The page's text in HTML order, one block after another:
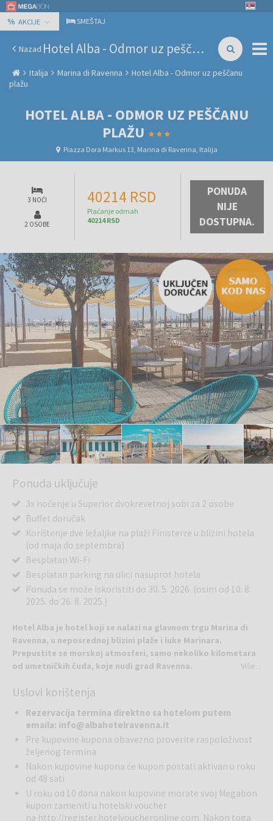
% AKCIJE SMEŠTAJ
Nazad Hotel Alba - Odmor uz peščanu plažu
Italija Marina di Ravenna
Hotel Alba - Odmor uz peščanu
plažu
HOTEL ALBA - ODMOR UZ PEŠČANU
PLAŽU
Piazza Dora Markus 13, Marina di Ravenna, Italija
3 NOĆI
2 OSOBE
40214 RSD
Plaćanje odmah
40214 RSD
PONUDA
NIJE
DOSTUPNA.
Ponuda uključuje
3x noćenje u Superior dvokrevetnoj sobi za 2 osobe
Buffet doručak
Korištenje dve ležaljke na plaži Finisterre u blizini hotela
(od maja do septembra)
Besplatan Wi-Fi
Besplatan parking na ulici nasuprot hotela
Ponuda se može iskoristiti do 30. 5. 2026. (osim od 10. 8.
2025. do 26. 8. 2025.)
Hotel Alba je hotel koji se nalazi na glavnom trgu Marina di
Ravenna, u neposrednoj blizini plaže i luke Marinara.
Prepustite se morskoj atmosferi, samo nekoliko kilometara
od umetničkih čuda, koje nudi grad Ravenna.
finim restoranom sa morskim plodovima i mnogim uspomenama za
Hotel se nalazi u neposrednoj blizini Finisterre plaže, plaže mekog
peska, izlazaka sunca roza boje, odmora i romantičnih večera,
okupanih mesečinom. Hotel Alba je porodični hotel, kao i odličan
izbor za one, koji čeznu za mirom.
Dvokrevetna Superior soba: bračni krevet, ogledalo, frižider (na
zahtev), fen za kosu, kupatilo sa tuš kabinom, šampon i gel za
tuširanje, sef, krevetić za dete, terasa, klima, TV i besplatan Wi-Fi.
Više...
Uslovi korištenja
Rezervacija termina direktno sa hotelom putem
emaila: info@albahotelravenna.it
Pre kupovine kupona obavezno proverite raspoloživost
željenog termina
Nakon kupovine kupona će kupon postati aktivan u roku
od 48 sati
U roku od 10 dana nakon kupovine morate svoj Megabon
kupon zameniti u hotelski voucher
na http://register.hotelvoucheronline.com. Nakon toga